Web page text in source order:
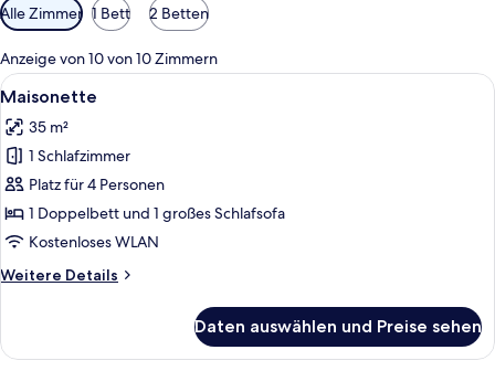
Verfügbare
Filter
für
Zimmer
Alle Zimmer 1 Bett 2 Betten
Anzeige von 10 von 10 Zimmern
Alle
Fotos
für
Maisonette
anzeigen
Ein Hotelzimmer mit einem großen
8
Maisonette
35 m²
1 Schlafzimmer
Platz für 4 Personen
1 Doppelbett und 1 großes Schlafsofa
Kostenloses WLAN
Weitere Details
Weitere
Daten auswählen und Preise sehen